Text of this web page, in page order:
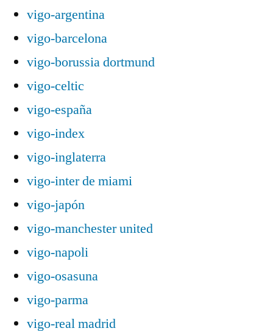
vigo-argentina
vigo-barcelona
vigo-borussia dortmund
vigo-celtic
vigo-españa
vigo-index
vigo-inglaterra
vigo-inter de miami
vigo-japón
vigo-manchester united
vigo-napoli
vigo-osasuna
vigo-parma
vigo-real madrid